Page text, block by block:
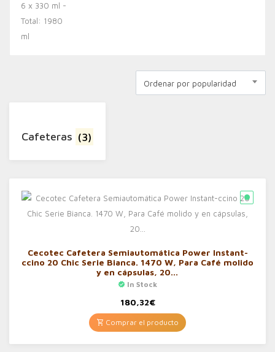
Ordenar por popularidad
Cafeteras (3)
Cecotec Cafetera Semiautomática Power Instant-
ccino 20 Chic Serie Bianca. 1470 W, Para Café molido
y en cápsulas, 20…
In Stock
180,32€
Comprar el producto